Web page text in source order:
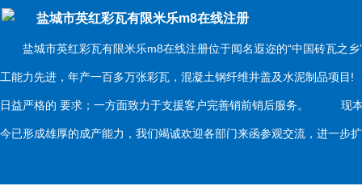
盐城市英红彩瓦有限米乐m8在线注册
盐城市英红彩瓦有限米乐m8在线注册位于闻名遐迩的“中国砖瓦之乡
工能力先进，年产一百多万张彩瓦，混凝土钢纤维井盖及水泥制品项
日益严格的 要求；一方面致力于支援客户完善销前销后服务。 现本
今已形成雄厚的成产能力，我们竭诚欢迎各部门来函参观交流，进一